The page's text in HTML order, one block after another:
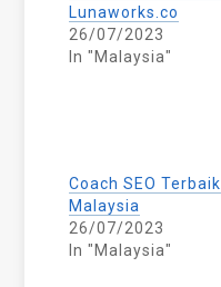
Lunaworks.co
26/07/2023
In "Malaysia"
Coach SEO Terbaik
Malaysia
26/07/2023
In "Malaysia"